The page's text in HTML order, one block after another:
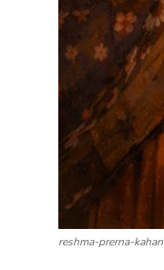
reshma-prerna-